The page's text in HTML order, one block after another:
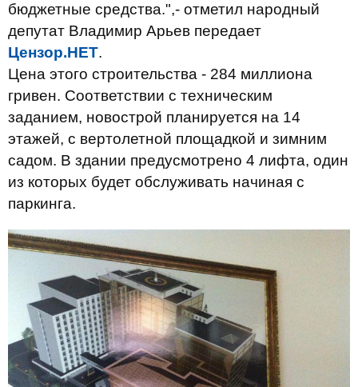
бюджетные средства.",- отметил народный
депутат Владимир Арьев передает
Цензор.НЕТ.
Цена этого строительства - 284 миллиона
гривен. Соответствии с техническим
заданием, новострой планируется на 14
этажей, с вертолетной площадкой и зимним
садом. В здании предусмотрено 4 лифта, один
из которых будет обслуживать начиная с
паркинга.